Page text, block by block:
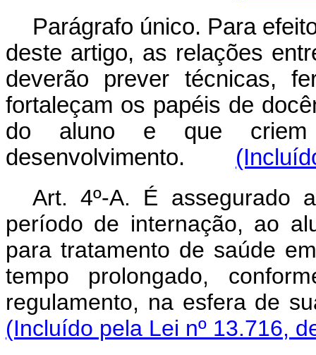
Parágrafo único. Para
deste artigo, as relações
deverão prever técnicas,
fortaleçam os papéis de
do aluno e que criem
desenvolvimento.
Art. 4º-A. É assegurado
período de internação, ao
para tratamento de saúde
tempo prolongado,
regulamento, na esfera de
(Incluído pela Lei nº 13.716,